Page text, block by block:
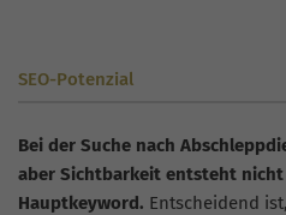
SEO-Potenzial
Bei der Suche nach
aber Sichtbarkeit entsteht
Hauptkeyword. Entscheidend